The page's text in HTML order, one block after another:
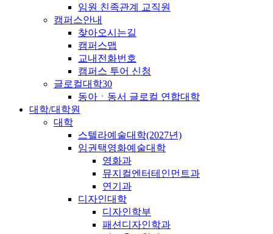
임원 친족관계 교직원
캠퍼스안내
찾아오시는길
캠퍼스맵
교내전화번호
캠퍼스 투어 신청
글로컬대학30
동아ㆍ동서 글로컬 연합대학
대학/대학원
대학
스텔라예술대학(2027년)
임권택영화예술대학
영화과
뮤지컬엔터테인먼트과
연기과
디자인대학
디자인학부
패션디자인학과